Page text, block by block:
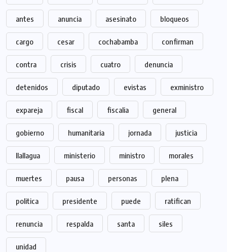
antes anuncia asesinato bloqueos
cargo cesar cochabamba confirman
contra crisis cuatro denuncia
detenidos diputado evistas exministro
expareja fiscal fiscalia general
gobierno humanitaria jornada justicia
llallagua ministerio ministro morales
muertes pausa personas plena
politica presidente puede ratifican
renuncia respalda santa siles
unidad